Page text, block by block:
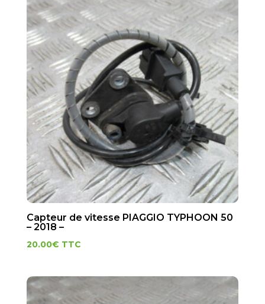
Capteur de vitesse PIAGGIO TYPHOON 50
– 2018 –
20.00€ TTC